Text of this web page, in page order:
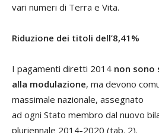
vari numeri di Terra e Vita.
Riduzione dei titoli dell’8,41%
I pagamenti diretti 2014 non
alla modulazione, ma devono
massimale nazionale, assegnato
ad ogni Stato membro dal nuovo
pluriennale 2014-2020 (tab. 2).